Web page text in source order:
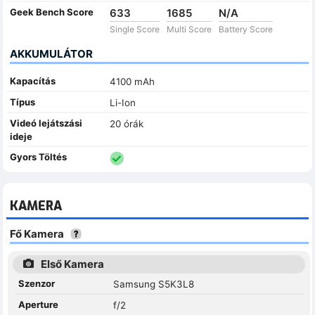
Geek Bench Score 633
Single Score
1685
Multi Score
N/A
Battery Score
AKKUMULÁTOR
Kapacítás
4100 mAh
Típus
Li-Ion
Videó lejátszási
ideje
20 órák
Gyors Töltés
KAMERA
Fő Kamera
Első Kamera
Szenzor
Samsung S5K3L8
Aperture
f/2